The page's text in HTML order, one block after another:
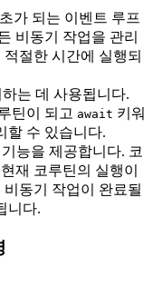
가 되는 이벤트 루프
비동기 작업을 관리
절한 시간에 실행되
는 데 사용됩니다.
틴이 되고 await 키워
할 수 있습니다.
능을 제공합니다. 코
재 코루틴의 실행이
비동기 작업이 완료될
니다.